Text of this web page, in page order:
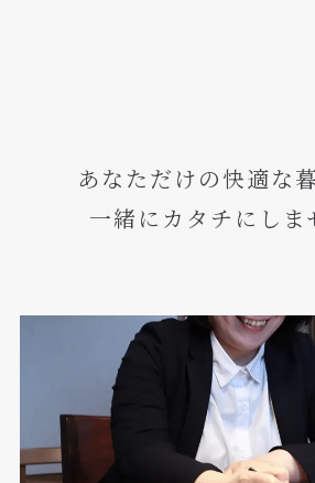
あなただけの快適な
一緒にカタチにしま